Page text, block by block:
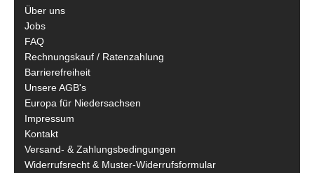
Über uns
Jobs
FAQ
Rechnungskauf / Ratenzahlung
Barrierefreiheit
Unsere AGB's
Europa für Niedersachsen
Impressum
Kontakt
Versand- & Zahlungsbedingungen
Widerrufsrecht & Muster-Widerrufsformular